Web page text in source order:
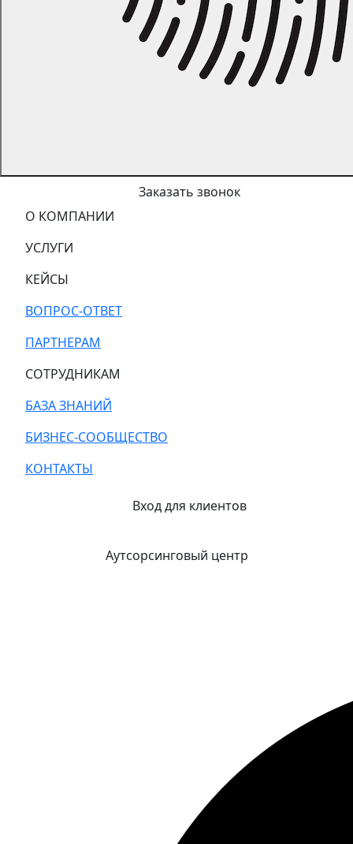
Заказать звонок
О КОМПАНИИ
УСЛУГИ
КЕЙСЫ
ВОПРОС-ОТВЕТ
ПАРТНЕРАМ
СОТРУДНИКАМ
БАЗА ЗНАНИЙ
БИЗНЕС-СООБЩЕСТВО
КОНТАКТЫ
Вход для клиентов
Аутсорсинговый центр